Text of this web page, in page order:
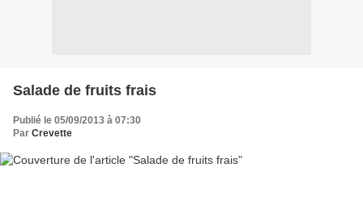
Salade de fruits frais
Publié le 05/09/2013 à 07:30
Par Crevette